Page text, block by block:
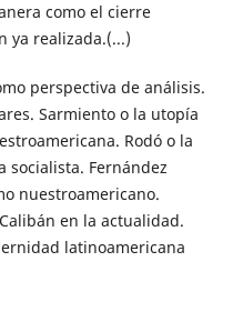
como el cierre
ya realizada.(...)
perspectiva de análisis.
Sarmiento o la utopía
Rodó o la
socialista. Fernández
nuestroamericano.
en la actualidad.
latinoamericana